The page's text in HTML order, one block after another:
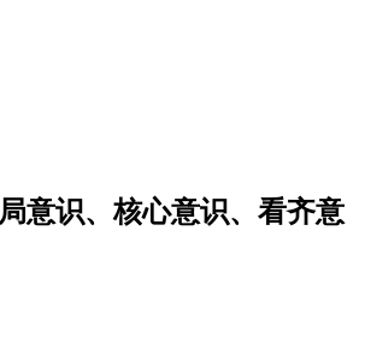
意识、核心意识、看齐意